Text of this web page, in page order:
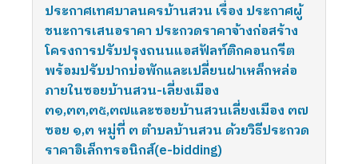
ประกาศเทศบาลนครบ้านสวน เรื่อง ประกาศผู้
ชนะการเสนอราคา ประกวดราคาจ้างก่อสร้าง
โครงการปรับปรุงถนนแอสฟัลท์ติกคอนกรีต
พร้อมปรับปากบ่อพักและเปลี่ยนฝาเหล็กหล่อ
ภายในซอยบ้านสวน-เลี่ยงเมือง
๓๑,๓๓,๓๕,๓๗และซอยบ้านสวนเลี่ยงเมือง ๓๗
ซอย ๑,๓ หมู่ที่ ๓ ตำบลบ้านสวน ด้วยวิธีประกวด
ราคาอิเล็กทรอนิกส์(e-bidding)